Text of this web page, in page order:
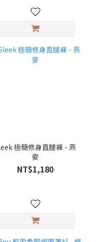
極簡修身直腿褲 - 燕
麥
NT$1,180